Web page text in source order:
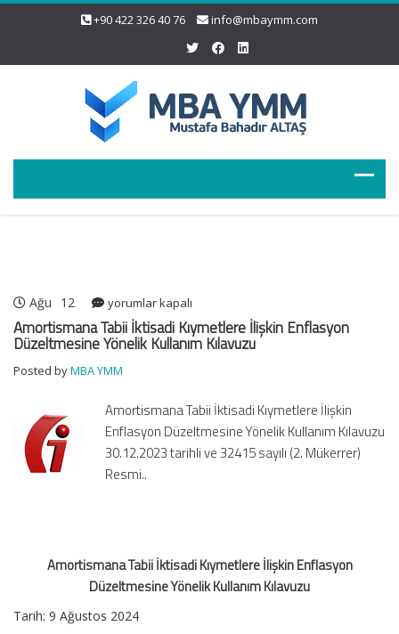
+90 422 326 40 76 info@mbaymm.com
Ağu 12
Amortismana
Tabii
İktisadi
İlişkin
Düzeltmesine
Yönelik
Kullanım
Kılavuzu
yorumlar kapalı
Amortismana Tabii İktisadi Kıymetlere İlişkin Enflasyon
Düzeltmesine Yönelik Kullanım Kılavuzu
Posted byMBA YMM
Amortismana Tabii İktisadi Kıymetlere İlişkin
Enflasyon Düzeltmesine Yönelik Kullanım Kılavuzu
30.12.2023 tarihli ve 32415 sayılı (2. Mükerrer)
Resmi..
Amortismana Tabii İktisadi Kıymetlere İlişkin Enflasyon
Düzeltmesine Yönelik Kullanım Kılavuzu
Tarih: 9 Ağustos 2024